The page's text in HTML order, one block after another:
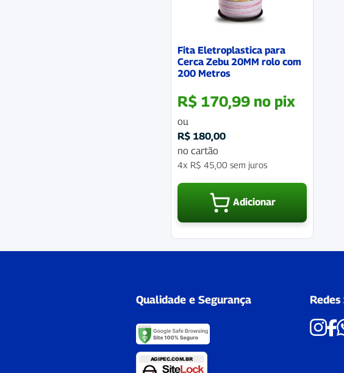
Fita Eletroplastica para
Cerca Zebu 20MM rolo com
200 Metros
R$170,99 no pix
ou
R$180,00
no cartão
4x R$ 45,00sem juros
Adicionar
Qualidade e Segurança Redes